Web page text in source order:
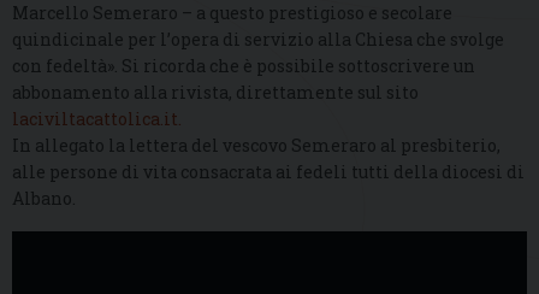
Marcello Semeraro – a questo prestigioso e secolare
quindicinale per l’opera di servizio alla Chiesa che svolge
con fedeltà». Si ricorda che è possibile sottoscrivere un
abbonamento alla rivista, direttamente sul sito
laciviltacattolica.it.
In allegato la lettera del vescovo Semeraro al presbiterio,
alle persone di vita consacrata ai fedeli tutti della diocesi di
Albano.